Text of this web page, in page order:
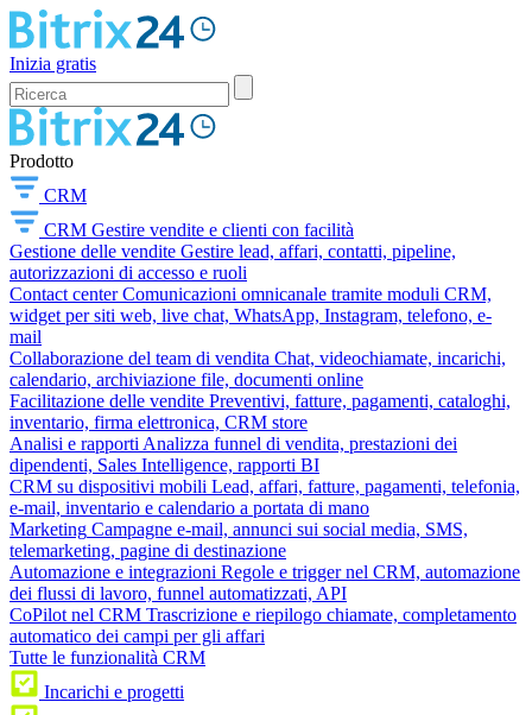
Inizia gratis
Prodotto
CRM
CRM Gestire vendite e clienti con facilità
Gestione delle vendite Gestire lead, affari, contatti, pipeline,
autorizzazioni di accesso e ruoli
Contact center Comunicazioni omnicanale tramite moduli CRM,
widget per siti web, live chat, WhatsApp, Instagram, telefono, e-
mail
Collaborazione del team di vendita Chat, videochiamate, incarichi,
calendario, archiviazione file, documenti online
Facilitazione delle vendite Preventivi, fatture, pagamenti, cataloghi,
inventario, firma elettronica, CRM store
Analisi e rapporti Analizza funnel di vendita, prestazioni dei
dipendenti, Sales Intelligence, rapporti BI
CRM su dispositivi mobili Lead, affari, fatture, pagamenti, telefonia,
e-mail, inventario e calendario a portata di mano
Marketing Campagne e-mail, annunci sui social media, SMS,
telemarketing, pagine di destinazione
Automazione e integrazioni Regole e trigger nel CRM, automazione
dei flussi di lavoro, funnel automatizzati, API
CoPilot nel CRM Trascrizione e riepilogo chiamate, completamento
automatico dei campi per gli affari
Tutte le funzionalità CRM
Incarichi e progetti